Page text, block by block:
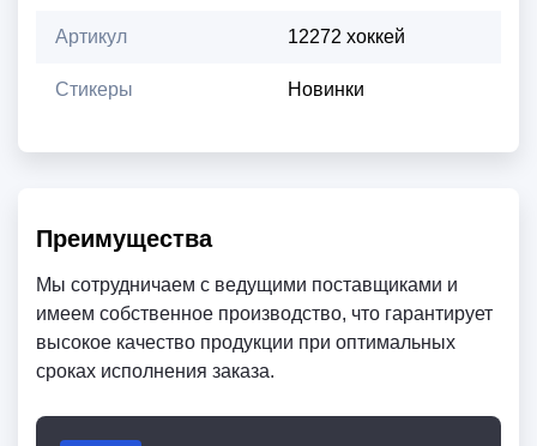
Артикул 12272 хоккей
Стикеры Новинки
Преимущества
Мы сотрудничаем с ведущими поставщиками и
имеем собственное производство, что гарантирует
высокое качество продукции при оптимальных
сроках исполнения заказа.